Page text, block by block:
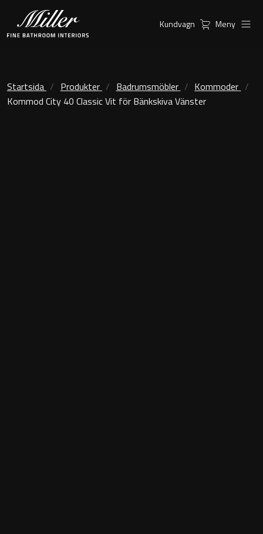
Kommoder
Serier
Ambient Speglar
Inspiration
Kundvagn Meny
Startsida Produkter Badrumsmöbler
Kommoder
Kommod City 40 Classic Vit för Bänkskiva Vänster